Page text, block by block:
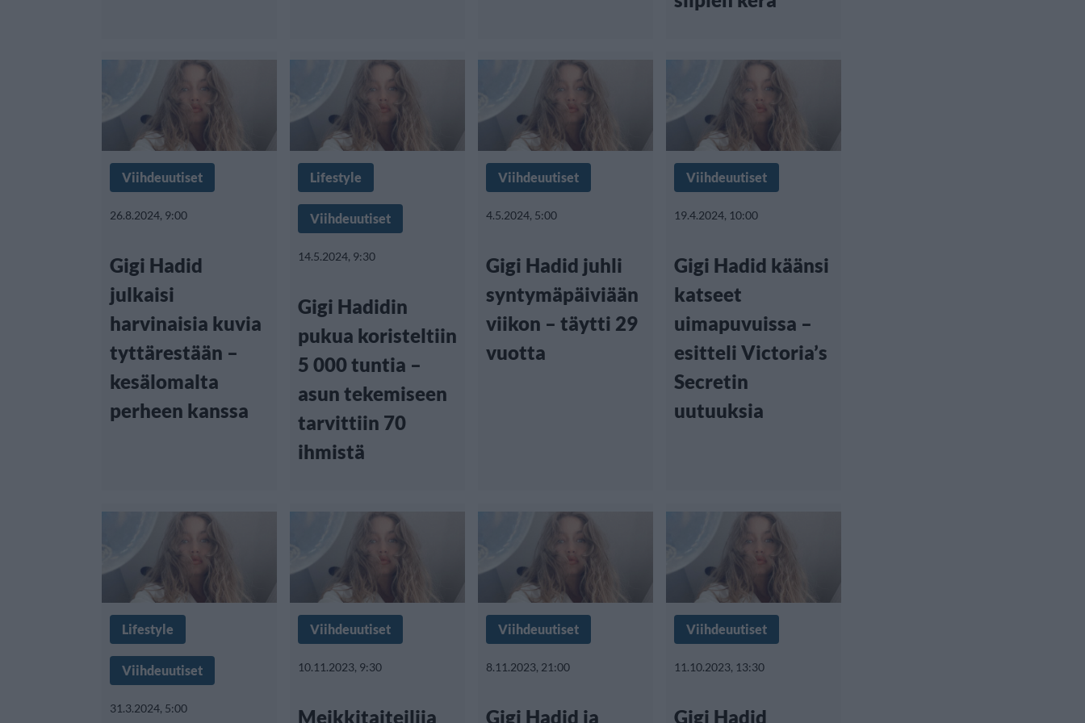
Viihdeuutiset
26.8.2024, 9:00
Gigi Hadid
julkaisi
harvinaisia kuvia
tyttärestään –
kesälomalta
perheen kanssa
Lifestyle
Viihdeuutiset
14.5.2024, 9:30
Gigi Hadidin
pukua koristeltiin
5 000 tuntia –
asun tekemiseen
tarvittiin 70
ihmistä
Viihdeuutiset
4.5.2024, 5:00
Gigi Hadid juhli
syntymäpäiviään
viikon – täytti 29
vuotta
Viihdeuutiset
19.4.2024, 10:00
Gigi Hadid käänsi
katseet
uimapuvuissa –
esitteli Victoria’s
Secretin
uutuuksia
Lifestyle
Viihdeuutiset
31.3.2024, 5:00
Viihdeuutiset
10.11.2023, 9:30
Meikkitaiteilija
Viihdeuutiset
8.11.2023, 21:00
Gigi Hadid ja
Viihdeuutiset
11.10.2023, 13:30
Gigi Hadid